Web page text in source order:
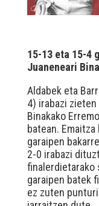
15-13 eta 15-4
Juaneneari
Aldabek eta
4) irabazi
Binakako
batean.
garaipen
2-0 irabazi
finalerdietarako
garaipen batek
ez zuten